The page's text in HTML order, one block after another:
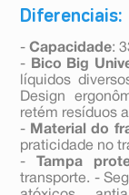
Diferenciais:
-Capacidade:
-
Bico Big
líquidos
Design
retém resíduos
- Material do
praticidade no
-
Tampa
transporte. -